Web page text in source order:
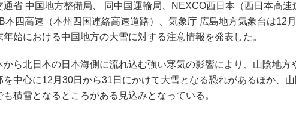
省 中国地方整備局、 同中国運輸局、NEXCO西日本（西日本高速
本四高速（本州四国連絡高速道路）、気象庁 広島地方気象台は12
年始における中国地方の大雪に対する注意情報を発表した。
ら北日本の日本海側に流れ込む強い寒気の影響により、山陰地方
を中心に12月30日から31日にかけて大雪となる恐れがあるほか、
も積雪となるところがある見込みとなっている。